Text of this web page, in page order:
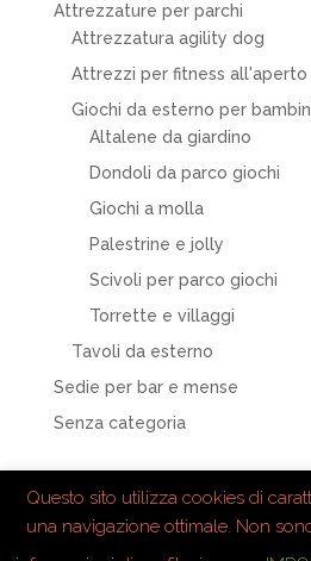
Attrezzature per parchi
Attrezzatura agility dog
Attrezzi per fitness all'aperto
Giochi da esterno per
Altalene da giardino
Dondoli da parco giochi
Giochi a molla
Palestrine e jolly
Scivoli per parco giochi
Torrette e villaggi
Tavoli da esterno
Sedie per bar e mense
Senza categoria
Questo sito utilizza cookies di
una navigazione ottimale. Non